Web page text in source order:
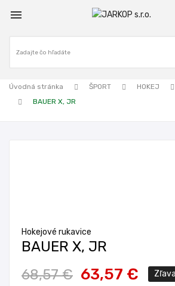

Úvodná stránka ŠPORT HOKEJ
BAUER X, JR
Hokejové rukavice
BAUER X, JR
68,57 € 63,57 €